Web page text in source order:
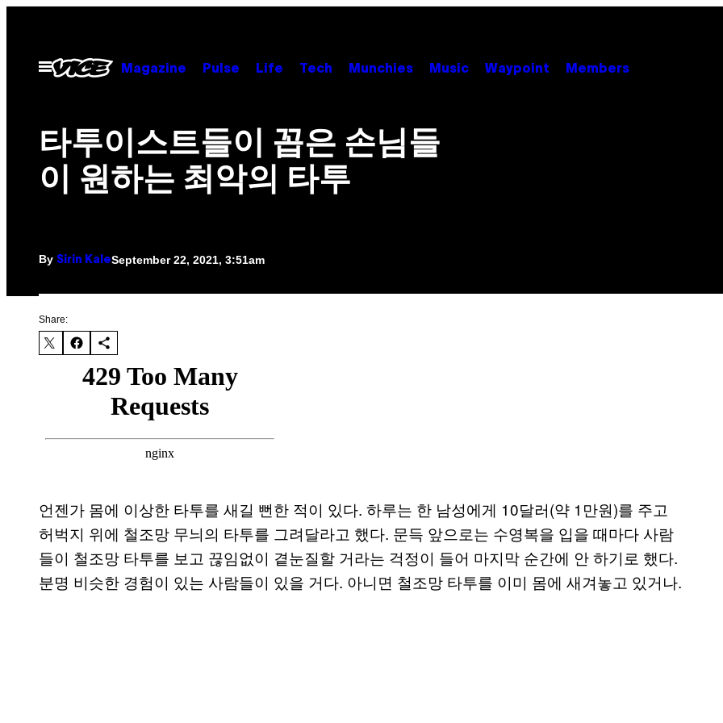
contentOpen
Menu
Magazine Pulse Life Tech Munchies Music Waypoint Members
타투이스트들이 꼽은 손님들
이 원하는 최악의 타투
By Sirin KaleSeptember 22, 2021, 3:51am
Share:
언젠가 몸에 이상한 타투를 새길 뻔한 적이 있다. 하루는 한 남성에게 10달러(약 1만원)를 주고
허벅지 위에 철조망 무늬의 타투를 그려달라고 했다. 문득 앞으로는 수영복을 입을 때마다 사람
들이 철조망 타투를 보고 끊임없이 곁눈질할 거라는 걱정이 들어 마지막 순간에 안 하기로 했다.
분명 비슷한 경험이 있는 사람들이 있을 거다. 아니면 철조망 타투를 이미 몸에 새겨놓고 있거나.